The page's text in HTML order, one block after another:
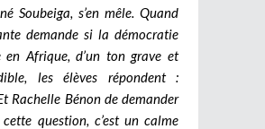
Soubeiga, s’en mêle. Quand
demande si la démocratie
en Afrique, d’un ton grave et
les élèves répondent :
Rachelle Bénon de demander
question, c’est un calme